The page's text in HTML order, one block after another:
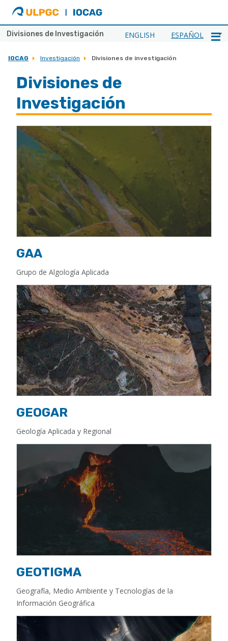
ULPGC
Ir
al
inicio
IOCAG
ENGLISH ESPAÑOL
Divisiones de Investigación
IOCAG Investigación Divisiones de investigación
Divisiones de
Investigación
GAA
Grupo de Algología Aplicada
GEOGAR
Geología Aplicada y Regional
GEOTIGMA
Geografía, Medio Ambiente y Tecnologías de la
Información Geográfica